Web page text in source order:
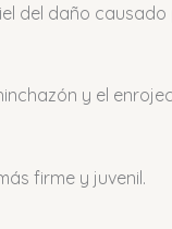
del daño
y el
firme y juvenil.